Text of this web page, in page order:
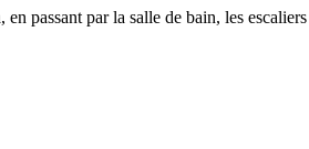
en passant par la salle de bain, les